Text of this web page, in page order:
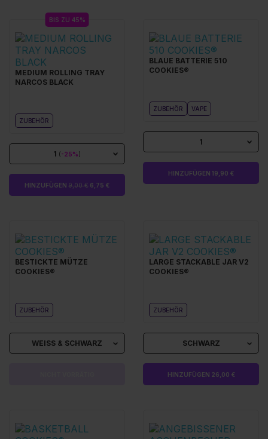
BIS ZU 45%
MEDIUM ROLLING TRAY
NARCOS BLACK
ZUBEHÖR
1 (-25%)
HINZUFÜGEN 9,00 € 6,75 €
BLAUE BATTERIE 510
COOKIES®
ZUBEHÖR VAPE
1
HINZUFÜGEN 19,90 €
BESTICKTE MÜTZE
COOKIES®
ZUBEHÖR
WEISS & SCHWARZ
LARGE STACKABLE JAR V2
COOKIES®
ZUBEHÖR
SCHWARZ
HINZUFÜGEN 26,00 €